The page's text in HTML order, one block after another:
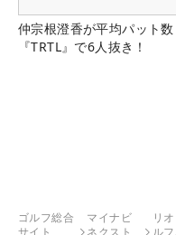
仲宗根澄香が平均パット数
『TRTL』で6人抜き！
ゴルフ総合
サイト
マイナビ
ネクスト
リ
ル